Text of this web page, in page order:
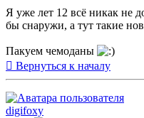
Я уже лет 12 всё никак не
бы снаружи, а тут такие
Пакуем чемоданы
Вернуться к началу
digifoxy